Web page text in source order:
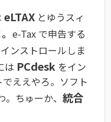
eLTAX とゆうスィ
e-Tax で申告する
ンストロールしま
は PCdesk をイン
ええやろ。ソフト
ちゅーか、 統合